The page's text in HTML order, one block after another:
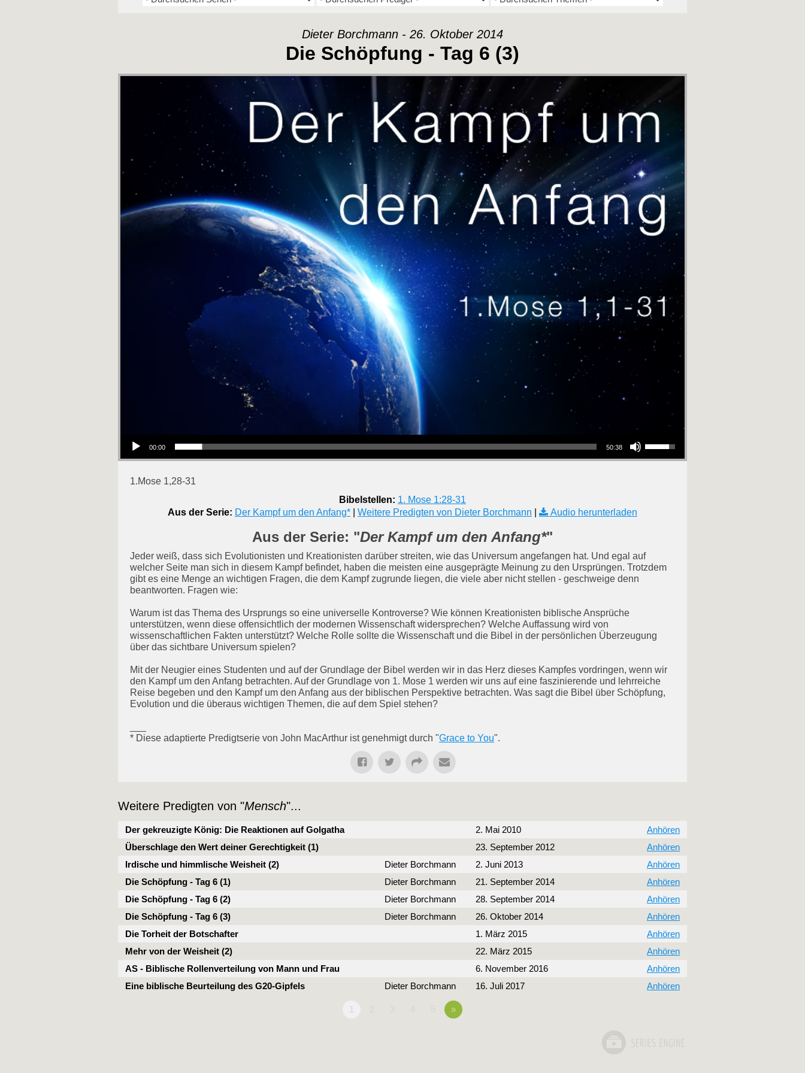
Dieter Borchmann - 26. Oktober 2014
Die Schöpfung - Tag 6 (3)
00:00 50:38
1.Mose 1,28-31
Bibelstellen: 1. Mose 1:28-31
Aus der Serie: Der Kampf um den Anfang* Weitere Predigten von Dieter Borchmann Audio herunterladen
Aus der Serie: "Der Kampf um den Anfang*"
Jeder weiß, dass sich Evolutionisten und Kreationisten darüber streiten, wie das Universum angefangen hat. Und egal auf
welcher Seite man sich in diesem Kampf befindet, haben die meisten eine ausgeprägte Meinung zu den Ursprüngen. Trotzdem
gibt es eine Menge an wichtigen Fragen, die dem Kampf zugrunde liegen, die viele aber nicht stellen - geschweige denn
beantworten. Fragen wie:
Warum ist das Thema des Ursprungs so eine universelle Kontroverse? Wie können Kreationisten biblische Ansprüche
unterstützen, wenn diese offensichtlich der modernen Wissenschaft widersprechen? Welche Auffassung wird von
wissenschaftlichen Fakten unterstützt? Welche Rolle sollte die Wissenschaft und die Bibel in der persönlichen Überzeugung
über das sichtbare Universum spielen?
Mit der Neugier eines Studenten und auf der Grundlage der Bibel werden wir in das Herz dieses Kampfes vordringen, wenn wir
den Kampf um den Anfang betrachten. Auf der Grundlage von 1. Mose 1 werden wir uns auf eine faszinierende und lehrreiche
Reise begeben und den Kampf um den Anfang aus der biblischen Perspektive betrachten. Was sagt die Bibel über Schöpfung,
Evolution und die überaus wichtigen Themen, die auf dem Spiel stehen?
* Diese adaptierte Predigtserie von John MacArthur ist genehmigt durch "Grace to You".
Weitere Predigten von "Mensch"...
Der gekreuzigte König: Die Reaktionen auf Golgatha 2. Mai 2010
Anhören
Überschlage den Wert deiner Gerechtigkeit (1)
23. September 2012
Anhören
Irdische und himmlische Weisheit (2)
Dieter Borchmann 2. Juni 2013
Anhören
Die Schöpfung - Tag 6 (1)
Dieter Borchmann 21. September 2014
Anhören
Die Schöpfung - Tag 6 (2)
Dieter Borchmann 28. September 2014
Anhören
Die Schöpfung - Tag 6 (3)
Dieter Borchmann 26. Oktober 2014
Anhören
Die Torheit der Botschafter
1. März 2015
Anhören
Mehr von der Weisheit (2)
22. März 2015
Anhören
AS - Biblische Rollenverteilung von Mann und Frau
6. November 2016
Anhören
Eine biblische Beurteilung des G20-Gipfels
Dieter Borchmann 16. Juli 2017 Anhören
1 »